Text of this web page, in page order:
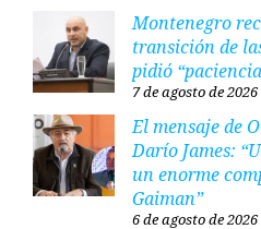
Montenegro
transición de
pidió
7 de agosto de 2026
El mensaje de
Darío James:
un enorme
Gaiman”
6 de agosto de 2026